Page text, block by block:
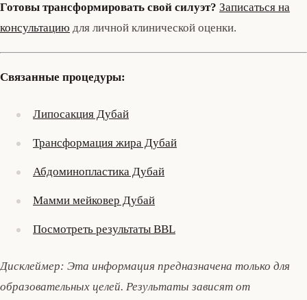
Готовы трансформировать свой силуэт? Записаться на
консультацию для личной клинической оценки.
Связанные процедуры:
Липосакция Дубай
Трансформация жира Дубай
Абдоминопластика Дубай
Мамми мейковер Дубай
Посмотреть результаты BBL
Дисклеймер: Эта информация предназначена только для
образовательных целей. Результаты зависят от